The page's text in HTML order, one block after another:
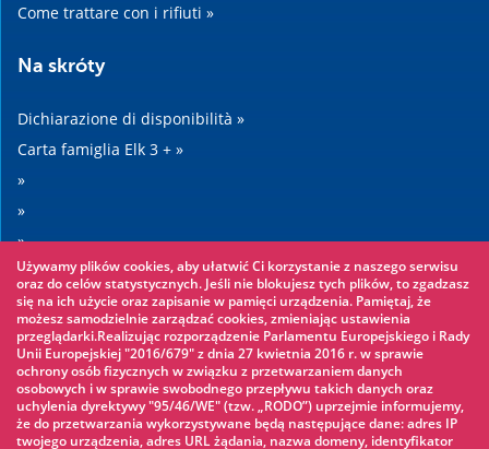
Come trattare con i rifiuti »
Na skróty
Dichiarazione di disponibilità »
Carta famiglia Elk 3 + »
»
»
»
»
Warto zobaczyć
Parco avventura »
Parco acquatico »
Pattinaggio sul ghiaccio »
Używamy plików cookies, aby ułatwić Ci korzystanie z naszego serwisu
oraz do celów statystycznych. Jeśli nie blokujesz tych plików, to zgadzasz
się na ich użycie oraz zapisanie w pamięci urządzenia. Pamiętaj, że
możesz samodzielnie zarządzać cookies, zmieniając ustawienia
przeglądarki.Realizując rozporządzenie Parlamentu Europejskiego i Rady
Unii Europejskiej "2016/679" z dnia 27 kwietnia 2016 r. w sprawie
ochrony osób fizycznych w związku z przetwarzaniem danych
osobowych i w sprawie swobodnego przepływu takich danych oraz
uchylenia dyrektywy "95/46/WE" (tzw. „RODO”) uprzejmie informujemy,
że do przetwarzania wykorzystywane będą następujące dane: adres IP
twojego urządzenia, adres URL żądania, nazwa domeny, identyfikator